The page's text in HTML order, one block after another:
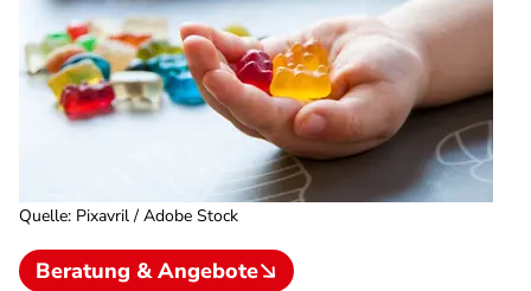
Quelle: Pixavril / Adobe Stock
Beratung & Angebote